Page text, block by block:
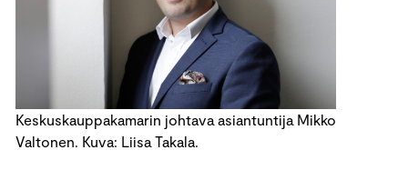
Keskuskauppakamarin johtava asiantuntija Mikko
Valtonen. Kuva: Liisa Takala.